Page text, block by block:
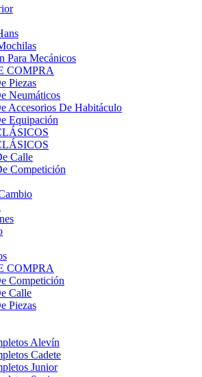
Para Mecánicos
COMPRA
Piezas
Neumáticos
Accesorios De Habitáculo
Equipación
Calle
Competición
COMPRA
Competición
Calle
Piezas
Alevín
Cadete
Junior
Senior